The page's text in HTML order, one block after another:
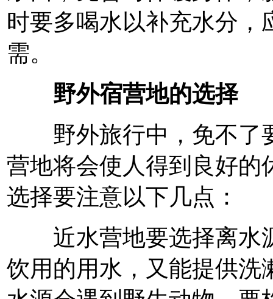
时要多喝水以补充水分，
需。
野外宿营地的选择
野外旅行中，免不了
营地将会使人得到良好的
选择要注意以下几点：
近水营地要选择离水
饮用的用水，又能提供洗